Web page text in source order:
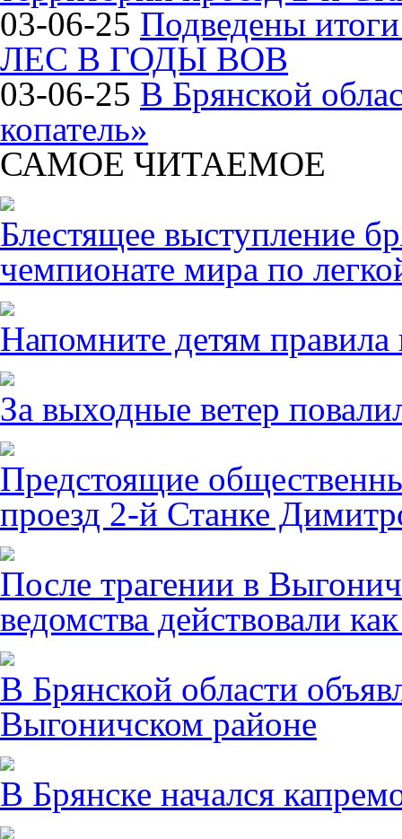
03-06-25 Подведены
ЛЕС В ГОДЫ ВОВ
03-06-25 В Брянской
копатель»
САМОЕ ЧИТАЕМОЕ
Блестящее выступление
чемпионате мира по
Напомните детям правила
За выходные ветер
Предстоящие
проезд 2-й Станке
После трагении в
ведомства действовали
В Брянской области
Выгоничском районе
В Брянске начался